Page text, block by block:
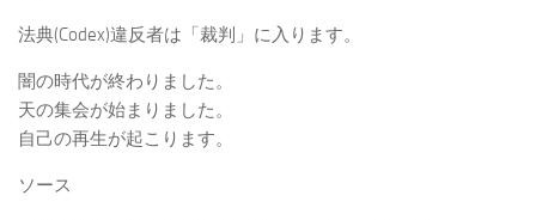
法典(Codex)違反者は「裁判」に入ります。
闇の時代が終わりました。
天の集会が始まりました。
自己の再生が起こります。
ソース